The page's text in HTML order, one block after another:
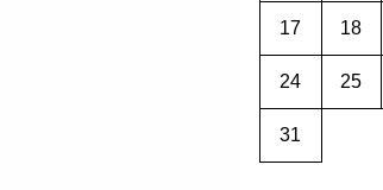
17 18
24 25
31